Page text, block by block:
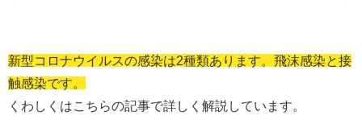
新型コロナウイルスの感染は2種類あります。飛沫感染と接
触感染です。
くわしくはこちらの記事で詳しく解説しています。